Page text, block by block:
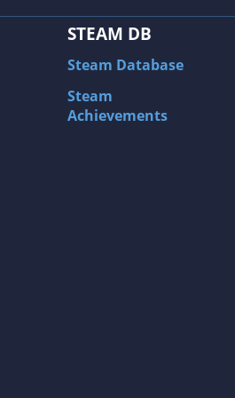
STEAM DB
Steam Database
Steam
Achievements